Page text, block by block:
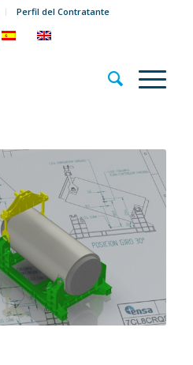
Perfil del Contratante